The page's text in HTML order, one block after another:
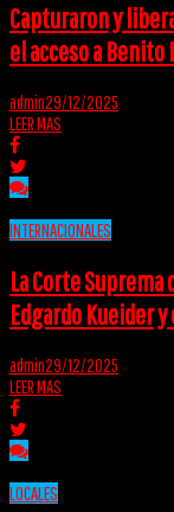
Capturaron y
el acceso a Benito
admin29/12/2025
LEER MAS
INTERNACIONALES
La Corte Suprema
Edgardo Kueider
admin29/12/2025
LEER MAS
LOCALES